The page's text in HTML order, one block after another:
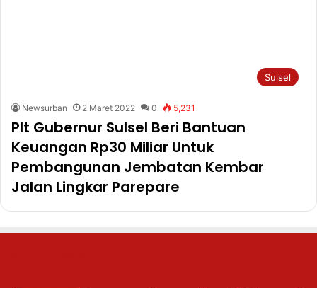
Sulsel
Newsurban 2 Maret 2022 0 5,231
Plt Gubernur Sulsel Beri Bantuan
Keuangan Rp30 Miliar Untuk
Pembangunan Jembatan Kembar
Jalan Lingkar Parepare